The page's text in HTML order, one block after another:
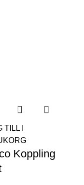
TILL I
Koppling